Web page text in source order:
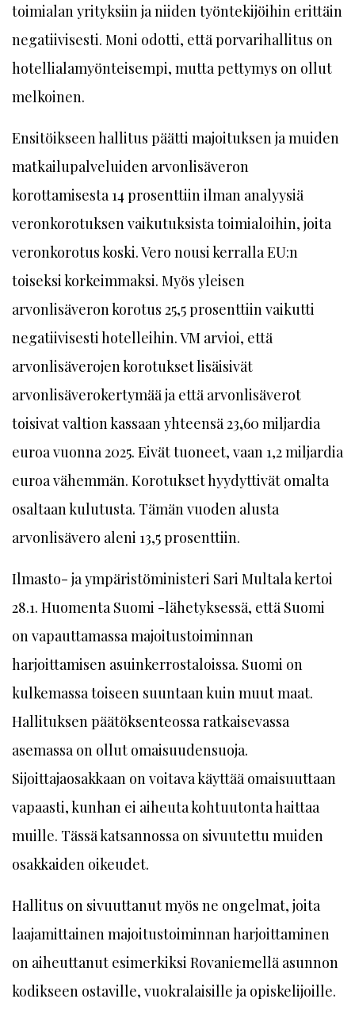
toimialan yrityksiin ja niiden työntekijöihin erittäin
negatiivisesti. Moni odotti, että porvarihallitus on
hotellialamyönteisempi, mutta pettymys on ollut
melkoinen.
Ensitöikseen hallitus päätti majoituksen ja muiden
matkailupalveluiden arvonlisäveron
korottamisesta 14 prosenttiin ilman analyysiä
veronkorotuksen vaikutuksista toimialoihin, joita
veronkorotus koski. Vero nousi kerralla EU:n
toiseksi korkeimmaksi. Myös yleisen
arvonlisäveron korotus 25,5 prosenttiin vaikutti
negatiivisesti hotelleihin. VM arvioi, että
arvonlisäverojen korotukset lisäisivät
arvonlisäverokertymää ja että arvonlisäverot
toisivat valtion kassaan yhteensä 23,60 miljardia
euroa vuonna 2025. Eivät tuoneet, vaan 1,2 miljardia
euroa vähemmän. Korotukset hyydyttivät omalta
osaltaan kulutusta. Tämän vuoden alusta
arvonlisävero aleni 13,5 prosenttiin.
Ilmasto- ja ympäristöministeri Sari Multala kertoi
28.1. Huomenta Suomi -lähetyksessä, että Suomi
on vapauttamassa majoitustoiminnan
harjoittamisen asuinkerrostaloissa. Suomi on
kulkemassa toiseen suuntaan kuin muut maat.
Hallituksen päätöksenteossa ratkaisevassa
asemassa on ollut omaisuudensuoja.
Sijoittajaosakkaan on voitava käyttää omaisuuttaan
vapaasti, kunhan ei aiheuta kohtuutonta haittaa
muille. Tässä katsannossa on sivuutettu muiden
osakkaiden oikeudet.
Hallitus on sivuuttanut myös ne ongelmat, joita
laajamittainen majoitustoiminnan harjoittaminen
on aiheuttanut esimerkiksi Rovaniemellä asunnon
kodikseen ostaville, vuokralaisille ja opiskelijoille.